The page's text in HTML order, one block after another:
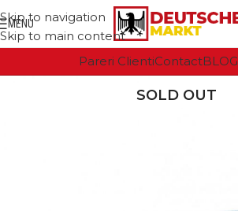
Skip to navigation
Skip to main content
MENU
Pareri ClientiContactBLOG
SOLD OUT